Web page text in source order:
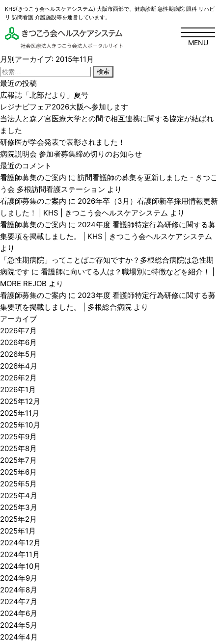
KHS(きつこう会ヘルスケアシステム) 大阪市西部で、健康診断 急性期病院 眼科 リハビ
リ 訪問看護 介護施設等を運営しています。
MENU
月別アーカイブ: 2015年11月
検
索:
最近の投稿
広報誌「北部だより」夏号
レジナビフェア2026大阪へ参加します
当法人と森ノ宮医療大学との間で相互連携に関する協定が結ばれ
ました
研修医が学会発表で表彰されました！
病院説明会 参加者募集締め切りのお知らせ
最近のコメント
看護師募集のご案内 に 訪問看護師の募集を更新しました - きつこ
う会 多根訪問看護ステーション より
看護師募集のご案内 に 2026年卒（3月）看護師新卒採用情報更新
しました！ | KHS | きつこう会ヘルスケアシステム より
看護師募集のご案内 に 2024年度 看護師特定行為研修に関する募
集要項を掲載しました。 | KHS | きつこう会ヘルスケアシステム
より
「急性期病院」ってことばご存知ですか？多根総合病院は急性期
病院です に 看護師に向いてる人は？職場別に特徴などを紹介！ |
MORE REJOB より
看護師募集のご案内 に 2023年度 看護師特定行為研修に関する募
集要項を掲載しました。 | 多根総合病院 より
アーカイブ
2026年7月
2026年6月
2026年5月
2026年4月
2026年2月
2026年1月
2025年12月
2025年11月
2025年10月
2025年9月
2025年8月
2025年7月
2025年6月
2025年5月
2025年4月
2025年3月
2025年2月
2025年1月
2024年12月
2024年11月
2024年10月
2024年9月
2024年8月
2024年7月
2024年6月
2024年5月
2024年4月